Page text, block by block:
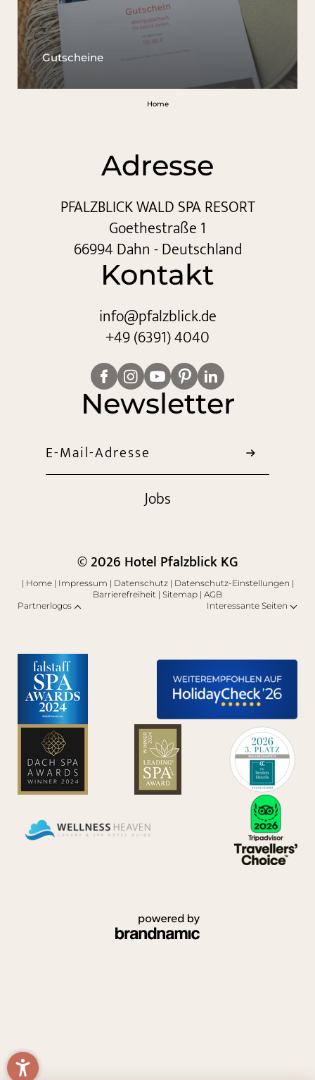
Gutscheine
Home
Adresse
PFALZBLICK WALD SPA RESORT
Goethestraße 1
66994 Dahn - Deutschland
Kontakt
info@pfalzblick.de
+49 (6391) 4040
Newsletter
E-Mail-Adresse
Jobs
© 2026 Hotel Pfalzblick KG
| Home | Impressum | Datenschutz | Datenschutz-Einstellungen |
Barrierefreiheit | Sitemap | AGB
Partnerlogos
Interessante Seiten